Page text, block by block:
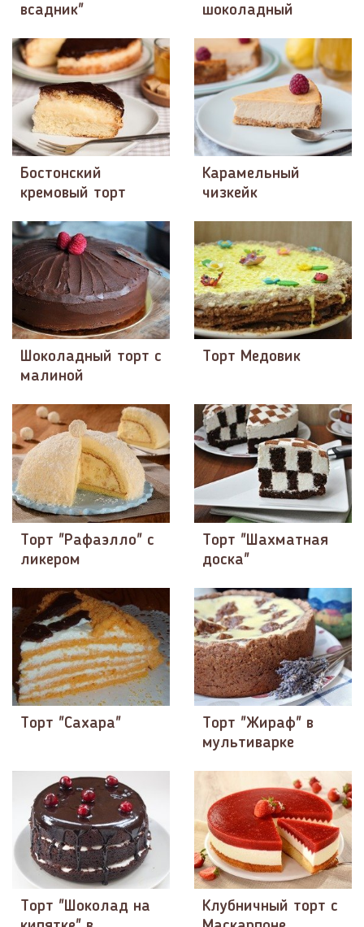
всадник"
шоколадный
Бостонский
кремовый торт
Карамельный
чизкейк
Шоколадный торт с
малиной
Торт Медовик
Торт "Рафаэлло" с
ликером
Торт "Шахматная
доска"
Торт "Сахара"
Торт "Жираф" в
мультиварке
Торт "Шоколад на
Клубничный торт с